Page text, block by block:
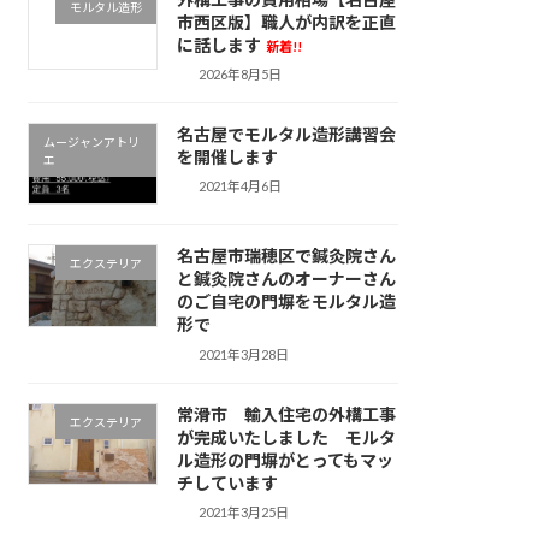
モルタル造形
市西区版】職人が内訳を正直
に話します 新着!!
2026年8月5日
ムージャンアトリ
エ
名古屋でモルタル造形講習会
を開催します
2021年4月6日
エクステリア
名古屋市瑞穂区で鍼灸院さん
と鍼灸院さんのオーナーさん
のご自宅の門塀をモルタル造
形で
2021年3月28日
エクステリア
常滑市 輸入住宅の外構工事
が完成いたしました モルタ
ル造形の門塀がとってもマッ
チしています
2021年3月25日